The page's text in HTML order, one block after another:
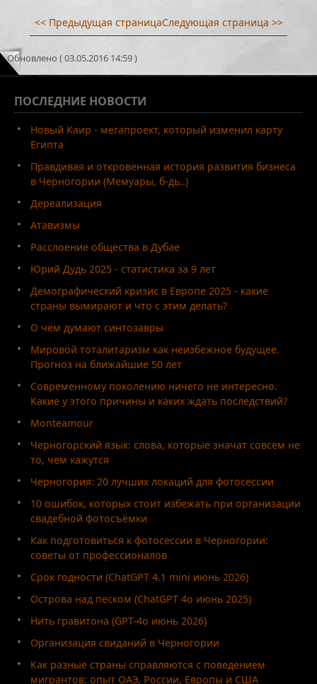
<< Предыдущая страницаСледующая страница >>
Обновлено ( 03.05.2016 14:59 )
ПОСЛЕДНИЕ НОВОСТИ
Новый Каир - мегапроект, который изменил карту
Египта
Правдивая и откровенная история развития бизнеса
в Черногории (Мемуары, б-дь..)
Дереализация
Атавизмы
Расслоение общества в Дубае
Юрий Дудь 2025 - статистика за 9 лет
Демографический кризис в Европе 2025 - какие
страны вымирают и что с этим делать?
О чём думают синтозавры
Мировой тоталитаризм как неизбежное будущее.
Прогноз на ближайшие 50 лет
Современному поколению ничего не интересно.
Какие у этого причины и каких ждать последствий?
Monteamour
Черногорский язык: слова, которые значат совсем не
то, чем кажутся
Черногория: 20 лучших локаций для фотосессии
10 ошибок, которых стоит избежать при организации
свадебной фотосъёмки
Как подготовиться к фотосессии в Черногории:
советы от профессионалов
Срок годности (ChatGPT 4.1 mini июнь 2026)
Острова над песком (ChatGPT 4o июнь 2025)
Нить гравитона (GPT-4o июнь 2026)
Организация свиданий в Черногории
Как разные страны справляются с поведением
мигрантов: опыт ОАЭ, России, Европы и США